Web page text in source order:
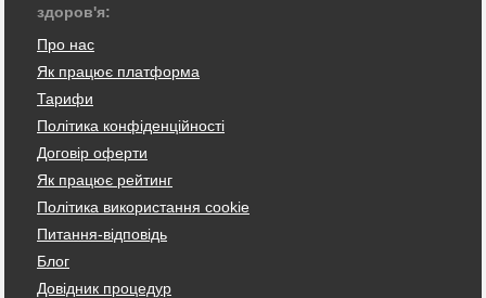
здоров'я:
Про нас
Як працює платформа
Тарифи
Політика конфіденційності
Договір оферти
Як працює рейтинг
Політика використання cookie
Питання-відповідь
Блог
Довідник процедур